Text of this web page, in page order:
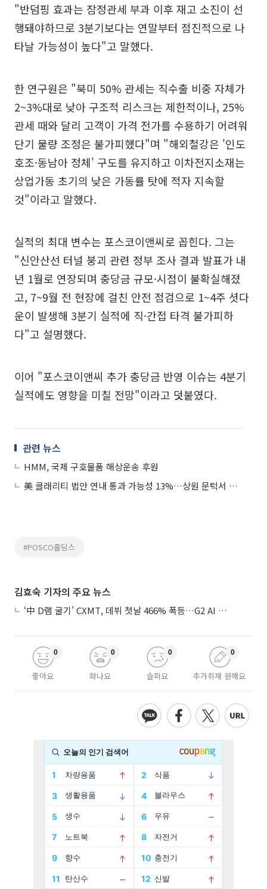
"반덤핑 효과는 잠정관세 부과 이후 재고 소진이 선
행돼야하므로 3분기보다는 연말부터 점진적으로 나
타날 가능성이 높다"고 말했다.
한 연구원은 "북미 50% 관세는 직수출 비중 자체가
2~3%대로 낮아 구조적 리스크는 제한적이나, 25%
관세 때와 달리 고객이 가격 전가를 수용하기 어려워
단기 물량 조정은 불가피했다"며 "해외철강은 '인도
호조·동남아 정체' 구도를 유지하고 이차전지소재는
상업가동 초기의 낮은 가동률 탓에 적자 지속할
것"이라고 말했다.
실적의 최대 변수는 포스코이앤씨로 꼽힌다. 그는
"신안산선 터널 붕괴 관련 정부 조사 결과 발표가 내
년 1월로 연장되며 충당금 규모·시점이 불확실해졌
고, 7~9월 전 현장에 걸친 안전 점검으로 1~4주 셧다
운이 발생해 3분기 실적에 직·간접 타격 불가피하
다"고 설명했다.
이어 "포스코이앤씨 추가 충당금 반영 이슈는 4분기
실적에도 영향을 미칠 전망"이라고 덧붙였다.
관련 뉴스
HMM, 국제 구호물품 해상운송 후원
美 클래리티 법안 연내 통과 가능성 13%…상원 문턱서 제동
#POSCO홀딩스
김효숙 기자의 주요 뉴스
‘中 D램 굴기’ CXMT, 데뷔 첫날 466% 폭등…G2 AI 패권 ‘쩐의 전쟁’
좋아요
0
화나요
0
슬퍼요
0
추가취재 원해요
0